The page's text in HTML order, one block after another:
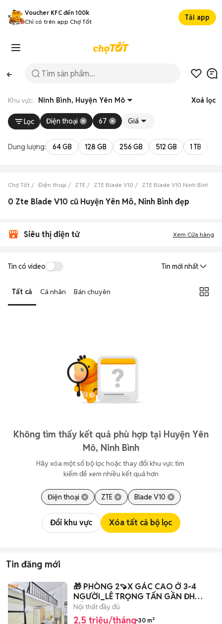
Voucher KFC đến 100k
Chỉ có trên app Chợ Tốt
Tải app
Khu vực: Ninh Bình, Huyện Yên Mô Xoá lọc
Lọc Điện thoại 67 Giá
Dung lượng: 64 GB 128 GB 256 GB 512 GB 1 TB
Chợ Tốt Điện thoại ZTE ZTE Blade V10 ZTE Blade V10 Ninh Bình
0 Zte Blade V10 cũ Huyện Yên Mô, Ninh Bình đẹp
Siêu thị điện tử Xem Cửa hàng
Tin có video Tin mới nhất
Tất cả Cá nhân Bán chuyên
Không tìm thấy kết quả phù hợp tại Huyện Yên
Mô, Ninh Bình
Hãy xóa một số bộ lọc hoặc thay đổi khu vực tìm
kiếm để xem nhiều kết quả hơn
Điện thoại ZTE Blade V10
Đổi khu vực Xóa tất cả bộ lọc
Tin đăng mới
🎁 PHÒNG 2🍠X GÁC CAO Ở 3-4
NGƯỜI_LÊ TRỌNG TẤN GẦN ĐH
CÔNG THƯƠNG
Nội thất đầy đủ
2,5 triệu/tháng 30 m²